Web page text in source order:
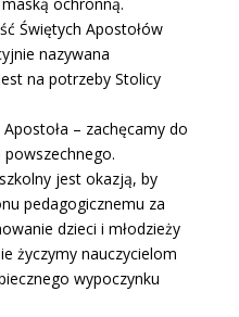
Świętych Apostołów
nazywana
na potrzeby Stolicy
– zachęcamy do
jest okazją, by
pedagogicznemu za
dzieci i młodzieży
życzymy nauczycielom
wypoczynku